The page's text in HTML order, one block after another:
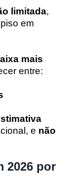
limitada,
em
mais
entre:
e não
2026 por